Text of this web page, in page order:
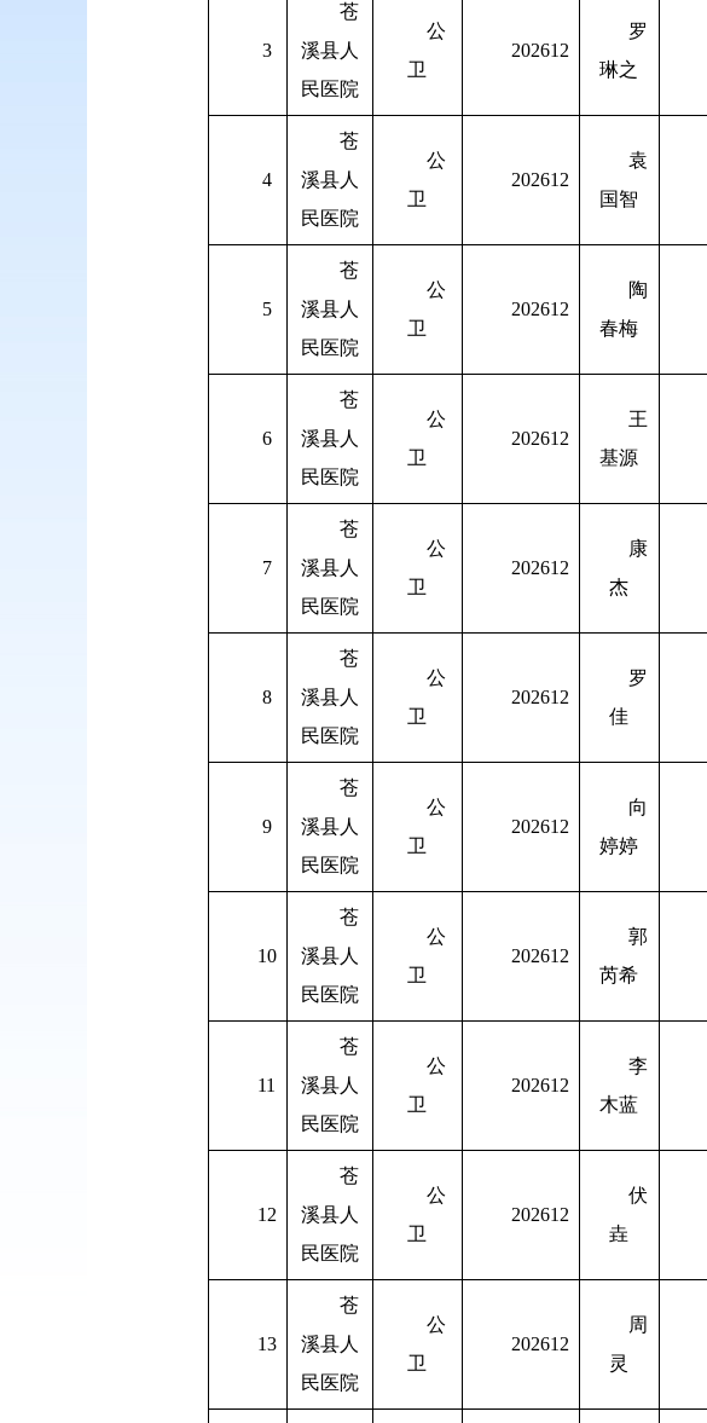
3
苍
溪县人
民医院
公
卫
202612
罗
琳之
4
苍
溪县人
民医院
公
卫
202612
袁
国智
5
苍
溪县人
民医院
公
卫
202612
陶
春梅
6
苍
溪县人
民医院
公
卫
202612
王
基源
7
苍
溪县人
民医院
公
卫
202612
康
杰
8
苍
溪县人
民医院
公
卫
202612
罗
佳
9
苍
溪县人
民医院
公
卫
202612
向
婷婷
10
苍
溪县人
民医院
公
卫
202612
郭
芮希
11
苍
溪县人
民医院
公
卫
202612
李
木蓝
12
苍
溪县人
民医院
公
卫
202612
伏
垚
13
苍
溪县人
民医院
公
卫
202612
周
灵